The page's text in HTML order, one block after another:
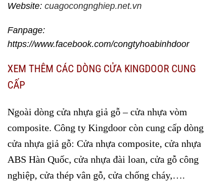
Website: cuagocongnghiep.net.vn
Fanpage:
https://www.facebook.com/congtyhoabinhdoor
XEM THÊM CÁC DÒNG CỬA KINGDOOR CUNG
CẤP
Ngoài dòng cửa nhựa giả gỗ – cửa nhựa vòm
composite. Công ty Kingdoor còn cung cấp dòng
cửa nhựa giả gỗ: Cửa nhựa composite, cửa nhựa
ABS Hàn Quốc, cửa nhựa đài loan, cửa gỗ công
nghiệp, cửa thép vân gỗ, cửa chống cháy,….